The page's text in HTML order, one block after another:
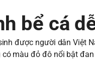
bể cá
được người dân Việt
màu đỏ đô nổi bật